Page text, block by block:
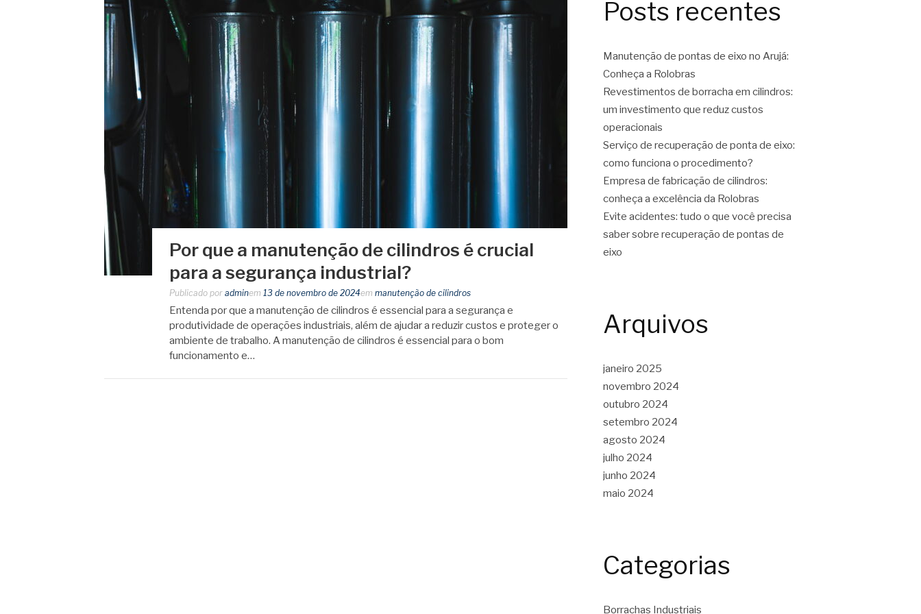
Por que a manutenção de cilindros é crucial
para a segurança industrial?
Publicado por adminem 13 de novembro de 2024em manutenção de cilindros
Entenda por que a manutenção de cilindros é essencial para a segurança e
produtividade de operações industriais, além de ajudar a reduzir custos e proteger o
ambiente de trabalho. A manutenção de cilindros é essencial para o bom
funcionamento e…
Posts recentes
Manutenção de pontas de eixo no Arujá:
Conheça a Rolobras
Revestimentos de borracha em cilindros:
um investimento que reduz custos
operacionais
Serviço de recuperação de ponta de eixo:
como funciona o procedimento?
Empresa de fabricação de cilindros:
conheça a excelência da Rolobras
Evite acidentes: tudo o que você precisa
saber sobre recuperação de pontas de
eixo
Arquivos
janeiro 2025
novembro 2024
outubro 2024
setembro 2024
agosto 2024
julho 2024
junho 2024
maio 2024
Categorias
Borrachas Industriais